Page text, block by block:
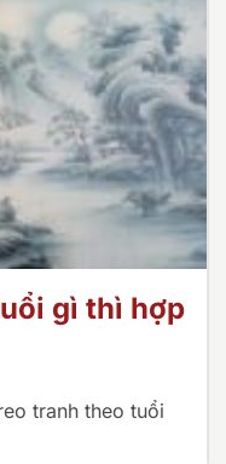
gì thì hợp
tranh theo tuổi